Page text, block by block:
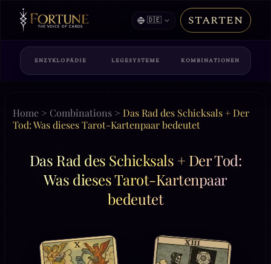
🇩🇪 STARTEN
ENZYKLOPÄDIE LEGESYSTEME KOMBINATIONEN
Home > Combinations > Das Rad des Schicksals + Der
Tod: Was dieses Tarot-Kartenpaar bedeutet
Das Rad des Schicksals + Der Tod:
Was dieses Tarot-Kartenpaar
bedeutet